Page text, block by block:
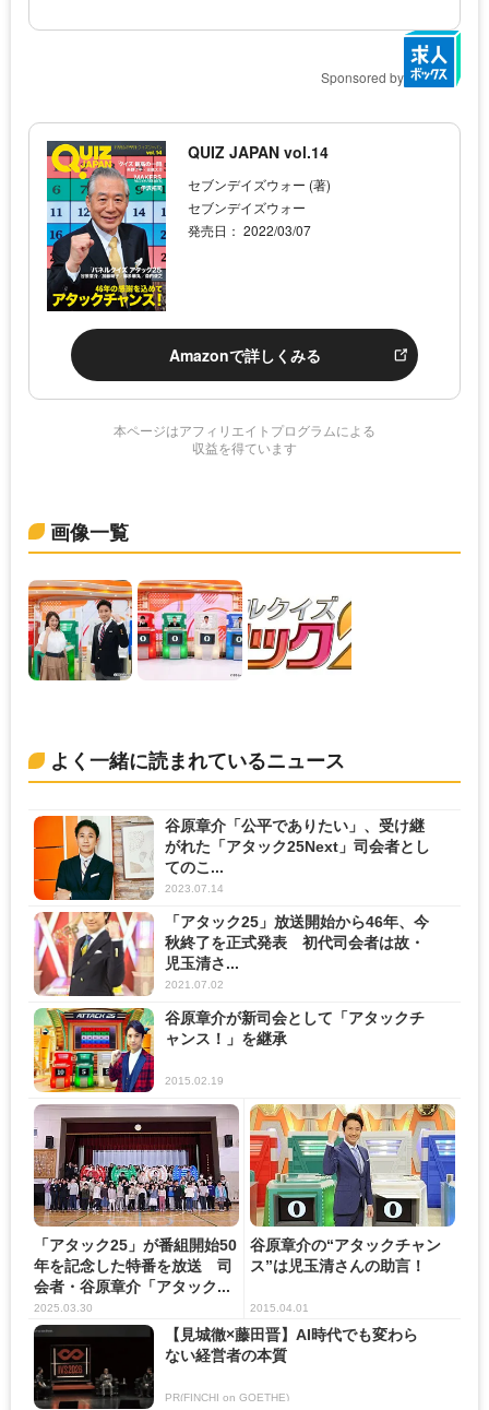
Sponsored by
QUIZ JAPAN vol.14
セブンデイズウォー (著)
セブンデイズウォー
発売日： 2022/03/07
Amazonで詳しくみる
本ページはアフィリエイトプログラムによる
収益を得ています
画像一覧
よく一緒に読まれているニュース
谷原章介「公平でありたい」、受け継
がれた「アタック25Next」司会者とし
てのこ...
2023.07.14
「アタック25」放送開始から46年、今
秋終了を正式発表 初代司会者は故・
児玉清さ...
2021.07.02
谷原章介が新司会として「アタックチ
ャンス！」を継承
2015.02.19
「アタック25」が番組開始50
年を記念した特番を放送 司
会者・谷原章介「アタック...
2025.03.30
谷原章介の“アタックチャン
ス”は児玉清さんの助言！
2015.04.01
【見城徹×藤田晋】AI時代でも変わら
ない経営者の本質
PR(FINCHI on GOETHE)